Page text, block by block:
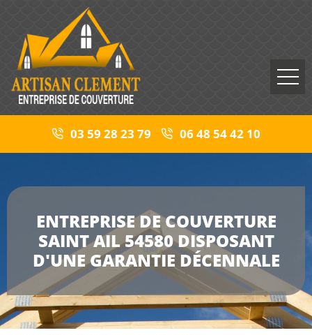
03 59 28 23 79 06 48 54 42 10
ENTREPRISE DE COUVERTURE
SAINT AIL 54580 DISPOSANT
D'UNE GARANTIE DÉCENNALE